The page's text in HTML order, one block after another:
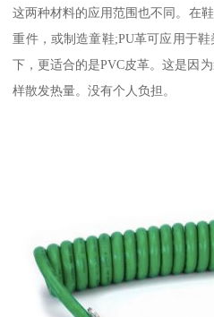
这两种材料的应用范围也不同。在
重件，或制造童鞋;PU革可应用于
下，更适合的是PVC皮革。这是因
样散发热量。没有个人负担。